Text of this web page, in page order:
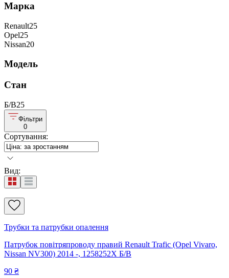
Марка
Renault25
Opel25
Nissan20
Модель
Стан
Б/В25
Фільтри
0
Сортування:
Вид:
Трубки та патрубки опалення
Патрубок повітряпроводу правий Renault Trafic (Opel Vivaro,
Nissan NV300) 2014 -, 1258252X Б/В
90 ₴